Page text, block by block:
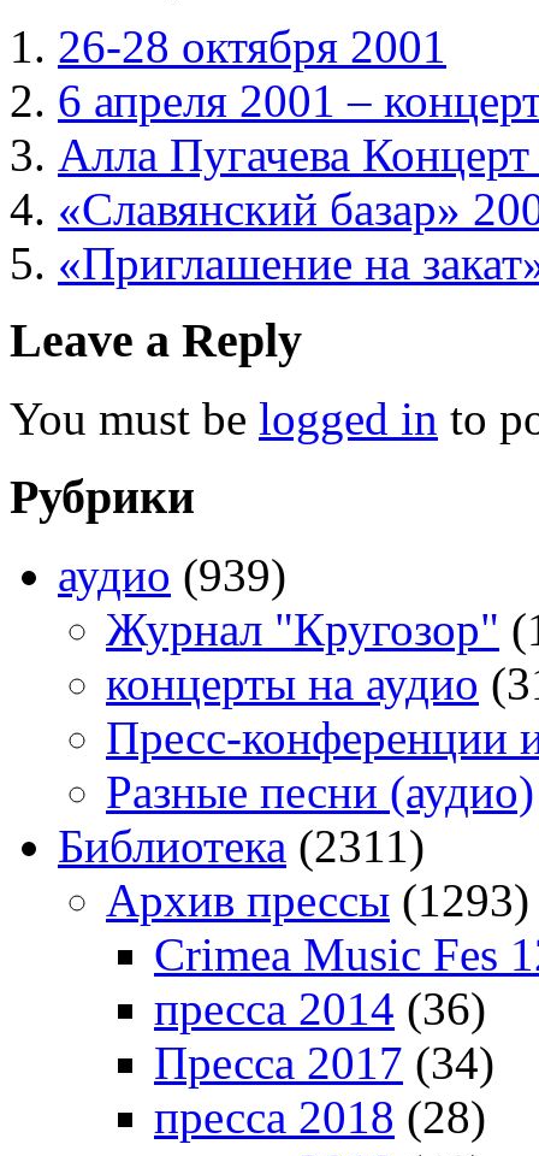
26-28 октября 2001
6 апреля 2001 –
Алла Пугачева
«Славянский базар»
«Приглашение на
Leave a Reply
You must be logged in to
Рубрики
аудио (939)
Журнал "Кругозор"
концерты на аудио
Пресс-конференции
Разные песни (аудио)
Библиотека (2311)
Архив прессы (1293)
Crimea Music Fes
пресса 2014 (36)
Пресса 2017 (34)
пресса 2018 (28)